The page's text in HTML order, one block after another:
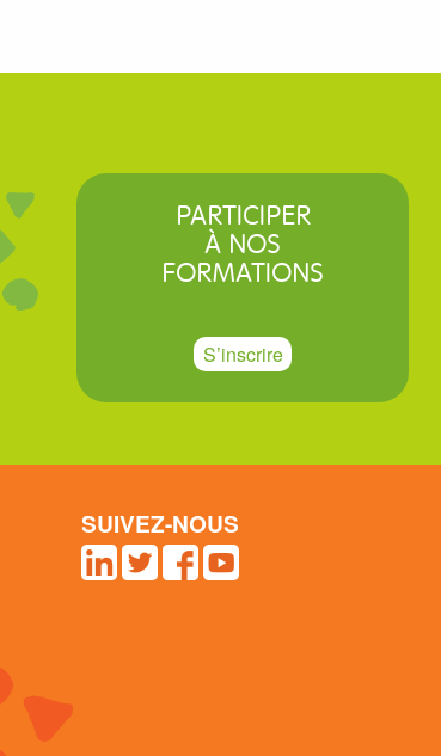
PARTICIPER
À NOS
FORMATIONS
S’inscrire
SUIVEZ-NOUS